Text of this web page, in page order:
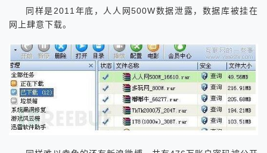
同样是2011年底，人人网500W数据泄露，数据库被挂在
网上肆意下载。